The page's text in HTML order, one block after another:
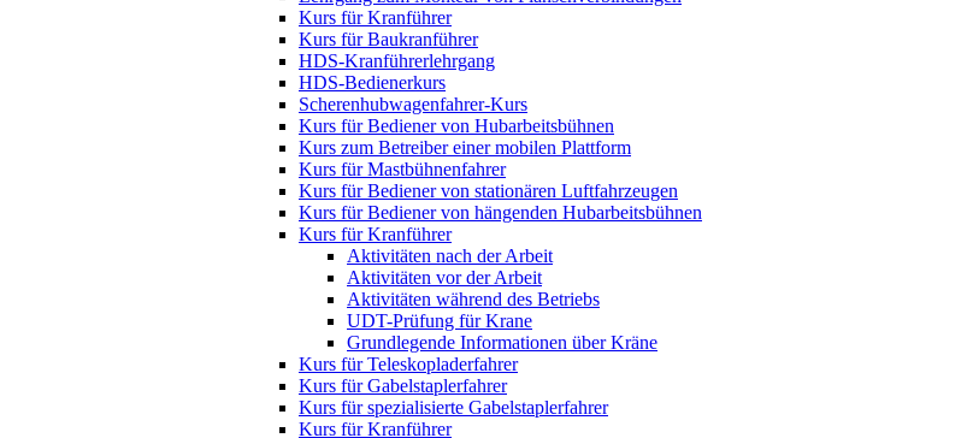
Kurs für Kranführer
Kurs für Baukranführer
HDS-Kranführerlehrgang
HDS-Bedienerkurs
Scherenhubwagenfahrer-Kurs
Kurs für Bediener von Hubarbeitsbühnen
Kurs zum Betreiber einer mobilen Plattform
Kurs für Mastbühnenfahrer
Kurs für Bediener von stationären Luftfahrzeugen
Kurs für Bediener von hängenden Hubarbeitsbühnen
Kurs für Kranführer
Aktivitäten nach der Arbeit
Aktivitäten vor der Arbeit
Aktivitäten während des Betriebs
UDT-Prüfung für Krane
Grundlegende Informationen über Kräne
Kurs für Teleskopladerfahrer
Kurs für Gabelstaplerfahrer
Kurs für spezialisierte Gabelstaplerfahrer
Kurs für Kranführer